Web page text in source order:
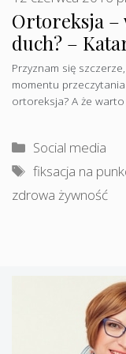
Ortoreksja –
duch? –
Przyznam się
momentu
ortoreksja? A że
Kategorie
Social media
Tagi
fiksacja na
zdrowa żywność